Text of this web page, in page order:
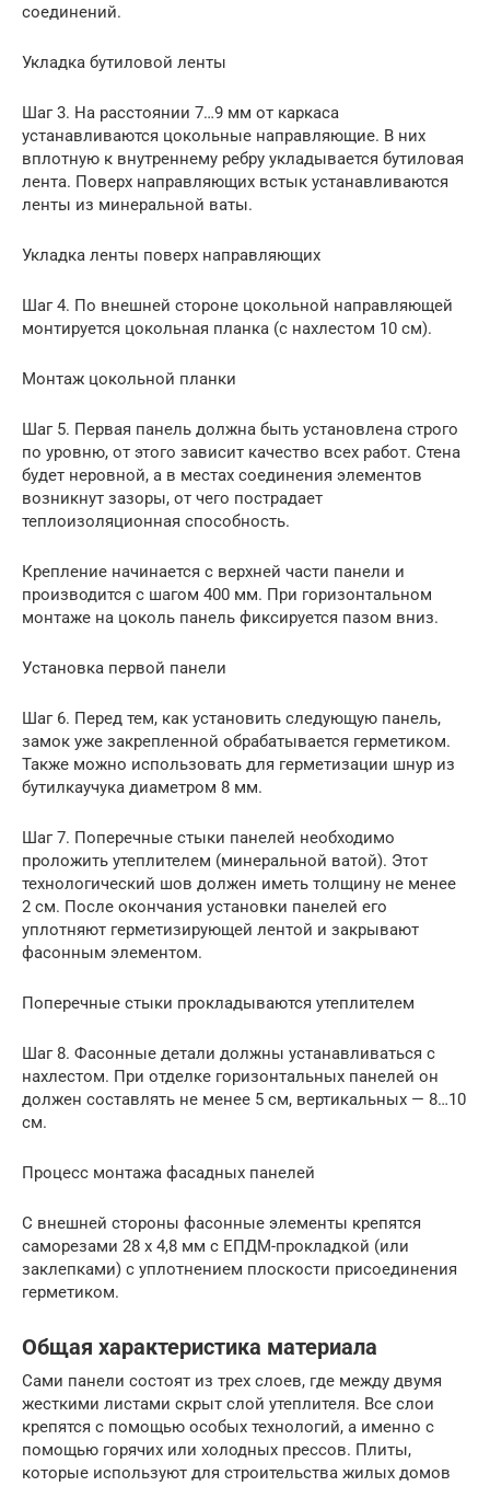
соединений.
Укладка бутиловой ленты
Шаг 3. На расстоянии 7…9 мм от каркаса
устанавливаются цокольные направляющие. В них
вплотную к внутреннему ребру укладывается бутиловая
лента. Поверх направляющих встык устанавливаются
ленты из минеральной ваты.
Укладка ленты поверх направляющих
Шаг 4. По внешней стороне цокольной направляющей
монтируется цокольная планка (с нахлестом 10 см).
Монтаж цокольной планки
Шаг 5. Первая панель должна быть установлена строго
по уровню, от этого зависит качество всех работ. Стена
будет неровной, а в местах соединения элементов
возникнут зазоры, от чего пострадает
теплоизоляционная способность.
Крепление начинается с верхней части панели и
производится с шагом 400 мм. При горизонтальном
монтаже на цоколь панель фиксируется пазом вниз.
Установка первой панели
Шаг 6. Перед тем, как установить следующую панель,
замок уже закрепленной обрабатывается герметиком.
Также можно использовать для герметизации шнур из
бутилкаучука диаметром 8 мм.
Шаг 7. Поперечные стыки панелей необходимо
проложить утеплителем (минеральной ватой). Этот
технологический шов должен иметь толщину не менее
2 см. После окончания установки панелей его
уплотняют герметизирующей лентой и закрывают
фасонным элементом.
Поперечные стыки прокладываются утеплителем
Шаг 8. Фасонные детали должны устанавливаться с
нахлестом. При отделке горизонтальных панелей он
должен составлять не менее 5 см, вертикальных — 8…10
см.
Процесс монтажа фасадных панелей
С внешней стороны фасонные элементы крепятся
саморезами 28 х 4,8 мм с ЕПДМ-прокладкой (или
заклепками) с уплотнением плоскости присоединения
герметиком.
Общая характеристика материала
Сами панели состоят из трех слоев, где между двумя
жесткими листами скрыт слой утеплителя. Все слои
крепятся с помощью особых технологий, а именно с
помощью горячих или холодных прессов. Плиты,
которые используют для строительства жилых домов